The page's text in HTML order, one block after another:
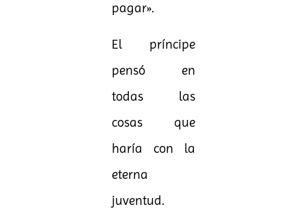
pagar».
El príncipe
pensó en
todas las
cosas que
haría con la
eterna
juventud.